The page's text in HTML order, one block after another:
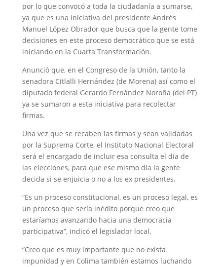
por lo que convocó a toda la ciudadanía a sumarse,
ya que es una iniciativa del presidente Andrés
Manuel López Obrador que busca que la gente tome
decisiones en este proceso democrático que se está
iniciando en la Cuarta Transformación.
Anunció que, en el Congreso de la Unión, tanto la
senadora Citlalli Hernández (de Morena) así como el
diputado federal Gerardo Fernández Noroña (del PT)
ya se sumaron a esta iniciativa para recolectar
firmas.
Una vez que se recaben las firmas y sean validadas
por la Suprema Corte, el Instituto Nacional Electoral
será el encargado de incluir esa consulta el día de
las elecciones, para que ese mismo día la gente
decida si se enjuicia o no a los ex presidentes.
“Es un proceso constitucional, es un proceso legal, es
un proceso que sería inédito porque creo que
estaríamos avanzando hacia una democracia
participativa”, indicó el legislador local.
“Creo que es muy importante que no exista
impunidad y en Colima también estamos luchando